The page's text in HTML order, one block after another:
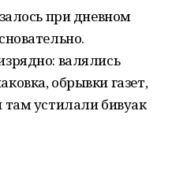
при дневном
валялись
обрывки газет,
устилали бивуак